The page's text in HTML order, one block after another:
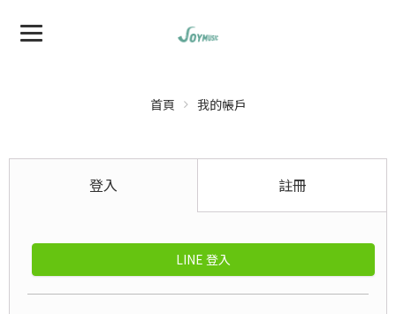
首頁 我的帳戶
登入 註冊
LINE 登入